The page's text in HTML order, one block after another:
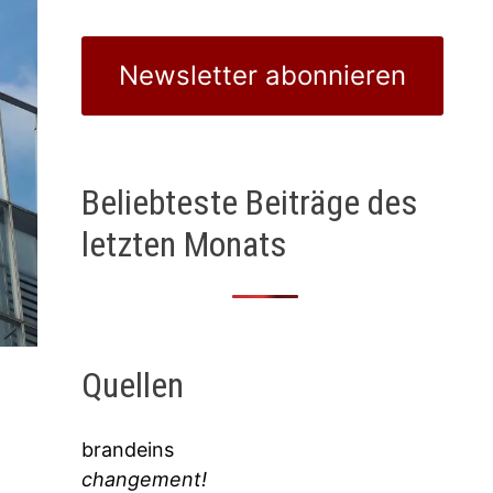
Newsletter abonnieren
Beliebteste Beiträge des
letzten Monats
Quellen
brandeins
changement!